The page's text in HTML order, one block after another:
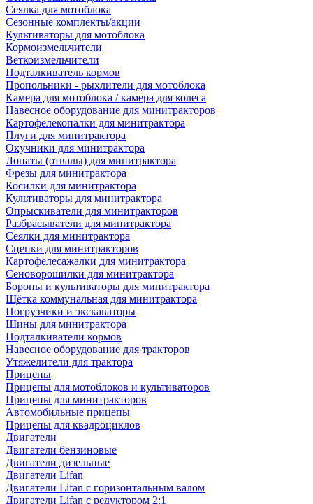
Сеялка для мотоблока
Сезонные комплекты/акции
Культиваторы для мотоблока
Кормоизмельчители
Веткоизмельчители
Подталкиватель кормов
Пропольники - рыхлители для мотоблока
Камера для мотоблока / камера для колеса
Навесное оборудование для минитракторов
Картофелекопалки для минитрактора
Плуги для минитрактора
Окучники для минитрактора
Лопаты (отвалы) для минитрактора
Фрезы для минитрактора
Косилки для минитрактора
Культиваторы для минитрактора
Опрыскиватели для минитракторов
Разбрасыватели для минитрактора
Сеялки для минитрактора
Сцепки для минитракторов
Картофелесажалки для минитрактора
Сеноворошилки для минитрактора
Бороны и культиваторы для минитрактора
Щётка коммунальная для минитрактора
Погрузчики и экскаваторы
Шины для минитрактора
Подталкиватели кормов
Навесное оборудование для тракторов
Утяжелители для трактора
Прицепы
Прицепы для мотоблоков и культиваторов
Прицепы для минитракторов
Автомобильные прицепы
Прицепы для квадроциклов
Двигатели
Двигатели бензиновые
Двигатели дизельные
Двигатели Lifan
Двигатели Lifan с горизонтальным валом
Двигатели Lifan с редуктором 2:1